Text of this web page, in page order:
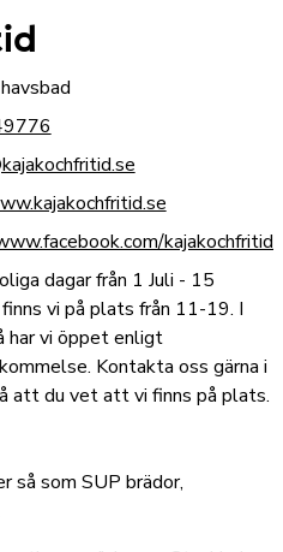
kajakochfritid/
dagar från 1 Juli - 15
vi på plats från 11-19. I
har vi öppet enligt
Kontakta oss gärna i
att du vet att vi finns på plats.
så som SUP brädor,